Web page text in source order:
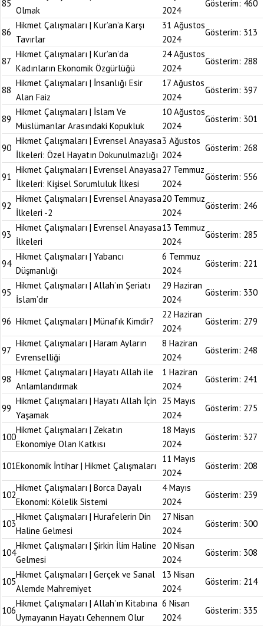
85
Olmak
2024
Gösterim: 460
86
Hikmet Çalışmaları | Kur’an’a Karşı
Tavırlar
31 Ağustos
2024
Gösterim: 313
87
Hikmet Çalışmaları | Kur’an’da
Kadınların Ekonomik Özgürlüğü
24 Ağustos
2024
Gösterim: 288
88
Hikmet Çalışmaları | İnsanlığı Esir
Alan Faiz
17 Ağustos
2024
Gösterim: 397
89
Hikmet Çalışmaları | İslam Ve
Müslümanlar Arasındaki Kopukluk
10 Ağustos
2024
Gösterim: 301
90
Hikmet Çalışmaları | Evrensel Anayasa
İlkeleri: Özel Hayatın Dokunulmazlığı
3 Ağustos
2024
Gösterim: 268
91
Hikmet Çalışmaları | Evrensel Anayasa
İlkeleri: Kişisel Sorumluluk İlkesi
27 Temmuz
2024
Gösterim: 556
92
Hikmet Çalışmaları | Evrensel Anayasa
İlkeleri -2
20 Temmuz
2024
Gösterim: 246
93
Hikmet Çalışmaları | Evrensel Anayasa
İlkeleri
13 Temmuz
2024
Gösterim: 285
94
Hikmet Çalışmaları | Yabancı
Düşmanlığı
6 Temmuz
2024
Gösterim: 221
95
Hikmet Çalışmaları | Allah’ın Şeriatı
İslam’dır
29 Haziran
2024
Gösterim: 330
96 Hikmet Çalışmaları | Münafık Kimdir?
22 Haziran
2024
Gösterim: 279
97
Hikmet Çalışmaları | Haram Ayların
Evrenselliği
8 Haziran
2024
Gösterim: 248
98
Hikmet Çalışmaları | Hayatı Allah ile
Anlamlandırmak
1 Haziran
2024
Gösterim: 241
99
Hikmet Çalışmaları | Hayatı Allah İçin
Yaşamak
25 Mayıs
2024
Gösterim: 275
100
Hikmet Çalışmaları | Zekatın
Ekonomiye Olan Katkısı
18 Mayıs
2024
Gösterim: 327
101Ekonomik İntihar | Hikmet Çalışmaları
11 Mayıs
2024
Gösterim: 208
102
Hikmet Çalışmaları | Borca Dayalı
Ekonomi: Kölelik Sistemi
4 Mayıs
2024
Gösterim: 239
103
Hikmet Çalışmaları | Hurafelerin Din
Haline Gelmesi
27 Nisan
2024
Gösterim: 300
104
Hikmet Çalışmaları | Şirkin İlim Haline
Gelmesi
20 Nisan
2024
Gösterim: 308
105
Hikmet Çalışmaları | Gerçek ve Sanal
Alemde Mahremiyet
13 Nisan
2024
Gösterim: 214
106
Hikmet Çalışmaları | Allah’ın Kitabına
Uymayanın Hayatı Cehennem Olur
6 Nisan
2024
Gösterim: 335